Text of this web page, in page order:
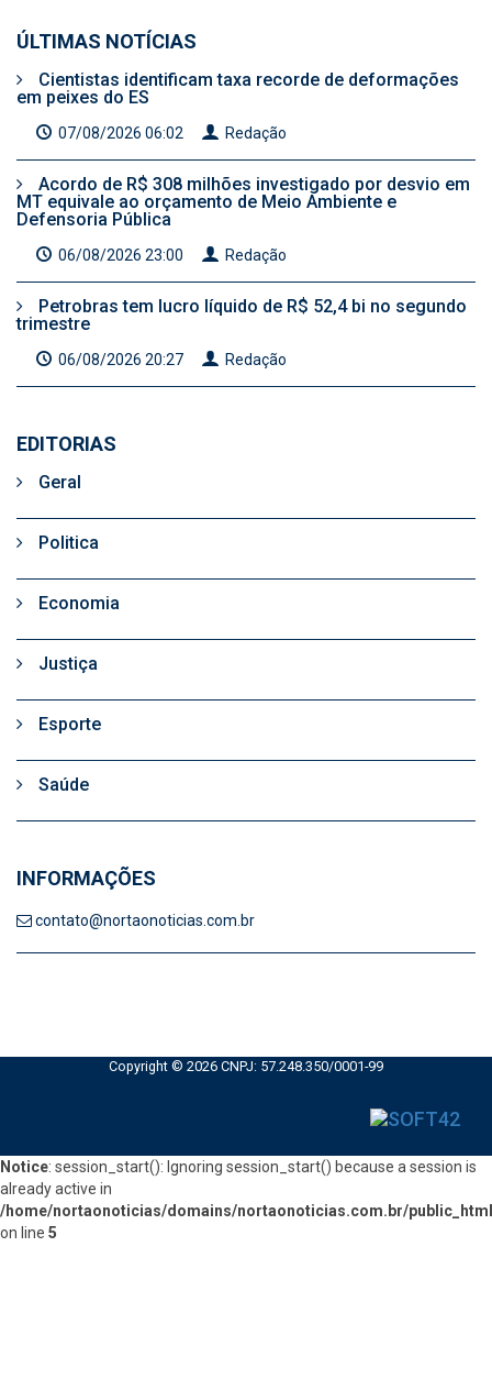
ÚLTIMAS NOTÍCIAS
Cientistas identificam taxa recorde de deformações
em peixes do ES
07/08/2026 06:02 Redação
Acordo de R$ 308 milhões investigado por desvio em
MT equivale ao orçamento de Meio Ambiente e
Defensoria Pública
06/08/2026 23:00 Redação
Petrobras tem lucro líquido de R$ 52,4 bi no segundo
trimestre
06/08/2026 20:27 Redação
EDITORIAS
Geral
Politica
Economia
Justiça
Esporte
Saúde
INFORMAÇÕES
contato@nortaonoticias.com.br
Copyright © 2026 CNPJ: 57.248.350/0001-99
Notice: session_start(): Ignoring session_start() because a session is
already active in
/home/nortaonoticias/domains/nortaonoticias.com.br/
on line 5